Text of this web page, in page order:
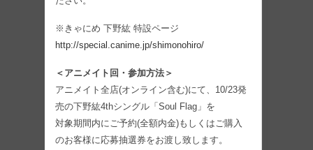
※きゃにめ 下野紘 特設ページ
http://special.canime.jp/shimonohiro/
＜アニメイト回・参加方法＞
アニメイト全店(オンライン含む)にて、10/23発
売の下野紘4thシングル「Soul Flag」を
対象期間内にご予約(全額内金)もしくはご購入
のお客様に応募抽選券をお渡し致します。